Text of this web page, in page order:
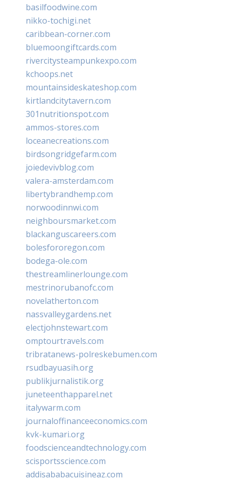
basilfoodwine.com
nikko-tochigi.net
caribbean-corner.com
bluemoongiftcards.com
rivercitysteampunkexpo.com
kchoops.net
mountainsideskateshop.com
kirtlandcitytavern.com
301nutritionspot.com
ammos-stores.com
loceanecreations.com
birdsongridgefarm.com
joiedevivblog.com
valera-amsterdam.com
libertybrandhemp.com
norwoodinnwi.com
neighboursmarket.com
blackanguscareers.com
bolesfororegon.com
bodega-ole.com
thestreamlinerlounge.com
mestrinorubanofc.com
novelatherton.com
nassvalleygardens.net
electjohnstewart.com
omptourtravels.com
tribratanews-polreskebumen.com
rsudbayuasih.org
publikjurnalistik.org
juneteenthapparel.net
italywarm.com
journaloffinanceeconomics.com
kvk-kumari.org
foodscienceandtechnology.com
scisportsscience.com
addisababacuisineaz.com